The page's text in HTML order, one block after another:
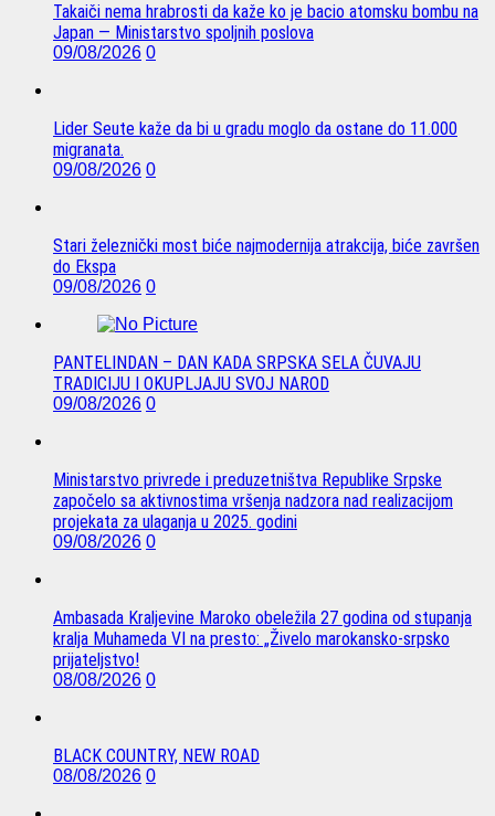
Takaiči nema hrabrosti da kaže ko je bacio atomsku bombu na
Japan — Ministarstvo spoljnih poslova
09/08/2026 0
Lider Seute kaže da bi u gradu moglo da ostane do 11.000
migranata.
09/08/2026 0
Stari železnički most biće najmodernija atrakcija, biće završen
do Ekspa
09/08/2026 0
PANTELINDAN – DAN KADA SRPSKA SELA ČUVAJU
TRADICIJU I OKUPLJAJU SVOJ NAROD
09/08/2026 0
Ministarstvo privrede i preduzetništva Republike Srpske
započelo sa aktivnostima vršenja nadzora nad realizacijom
projekata za ulaganja u 2025. godini
09/08/2026 0
Ambasada Kraljevine Maroko obeležila 27 godina od stupanja
kralja Muhameda VI na presto: „Živelo marokansko-srpsko
prijateljstvo!
08/08/2026 0
BLACK COUNTRY, NEW ROAD
08/08/2026 0